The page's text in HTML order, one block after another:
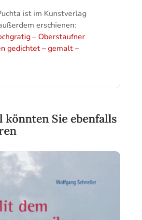
ist im Kunstverlag
erschienen:
– Oberstaufner
gedichtet – gemalt –
könnten Sie ebenfalls